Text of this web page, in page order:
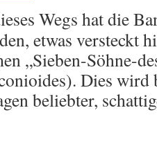
Wegs hat die
etwas versteckt
„Sieben-Söhne-
Dies wird
beliebter,